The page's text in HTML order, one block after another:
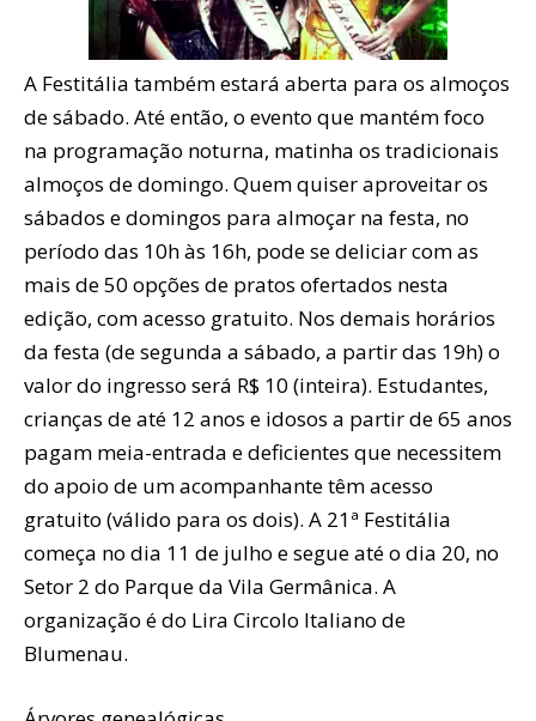
A Festitália também estará aberta para os almoços
de sábado. Até então, o evento que mantém foco
na programação noturna, matinha os tradicionais
almoços de domingo. Quem quiser aproveitar os
sábados e domingos para almoçar na festa, no
período das 10h às 16h, pode se deliciar com as
mais de 50 opções de pratos ofertados nesta
edição, com acesso gratuito. Nos demais horários
da festa (de segunda a sábado, a partir das 19h) o
valor do ingresso será R$ 10 (inteira). Estudantes,
crianças de até 12 anos e idosos a partir de 65 anos
pagam meia-entrada e deficientes que necessitem
do apoio de um acompanhante têm acesso
gratuito (válido para os dois). A 21ª Festitália
começa no dia 11 de julho e segue até o dia 20, no
Setor 2 do Parque da Vila Germânica. A
organização é do Lira Circolo Italiano de
Blumenau.